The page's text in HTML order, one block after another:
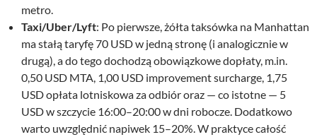
metro.
Taxi/Uber/Lyft: Po pierwsze, żółta taksówka na Manhattan
ma stałą taryfę 70 USD w jedną stronę (i analogicznie w
drugą), a do tego dochodzą obowiązkowe dopłaty, m.in.
0,50 USD MTA, 1,00 USD improvement surcharge, 1,75
USD opłata lotniskowa za odbiór oraz — co istotne — 5
USD w szczycie 16:00–20:00 w dni robocze. Dodatkowo
warto uwzględnić napiwek 15–20%. W praktyce całość